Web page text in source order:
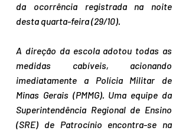
da ocorrência registrada na noite
desta quarta-feira (29/10).
A direção da escola adotou todas as
medidas cabíveis, acionando
imediatamente a Polícia Militar de
Minas Gerais (PMMG). Uma equipe da
Superintendência Regional de Ensino
(SRE) de Patrocínio encontra-se na